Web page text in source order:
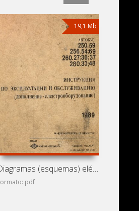
19,1 Mb
Diagramas (esquemas) eléctricos de autobuses Ikarus 250.59,
pdf